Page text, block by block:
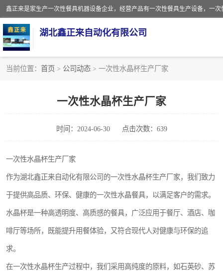
湖北鑫正来自动化有限公司
当前位置： 首页 > 公司动态 > 一次性水晶杯生产厂家
一次性水晶杯生产厂家
时间：2024-06-30 点击次数：639
一次性水晶杯生产厂家
作为湖北鑫正来自动化有限公司的一次性水晶杯生产厂家，我们致力
于提供高品质、环保、健康的一次性水晶餐具，以满足客户的需求。
水晶杯是一种高透明度、高质感的餐具，广泛应用于餐厅、酒店、咖
啡厅等场所，既能提升用餐体验，又符合现代人对健康与环保的追
求。
在一次性水晶杯生产过程中，我们采用高纯度的原料，如石英砂、苏
塑料杯
奶茶杯
塑料打包盒
航空餐具